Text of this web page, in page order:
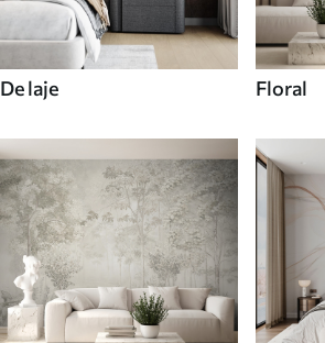
De laje Floral